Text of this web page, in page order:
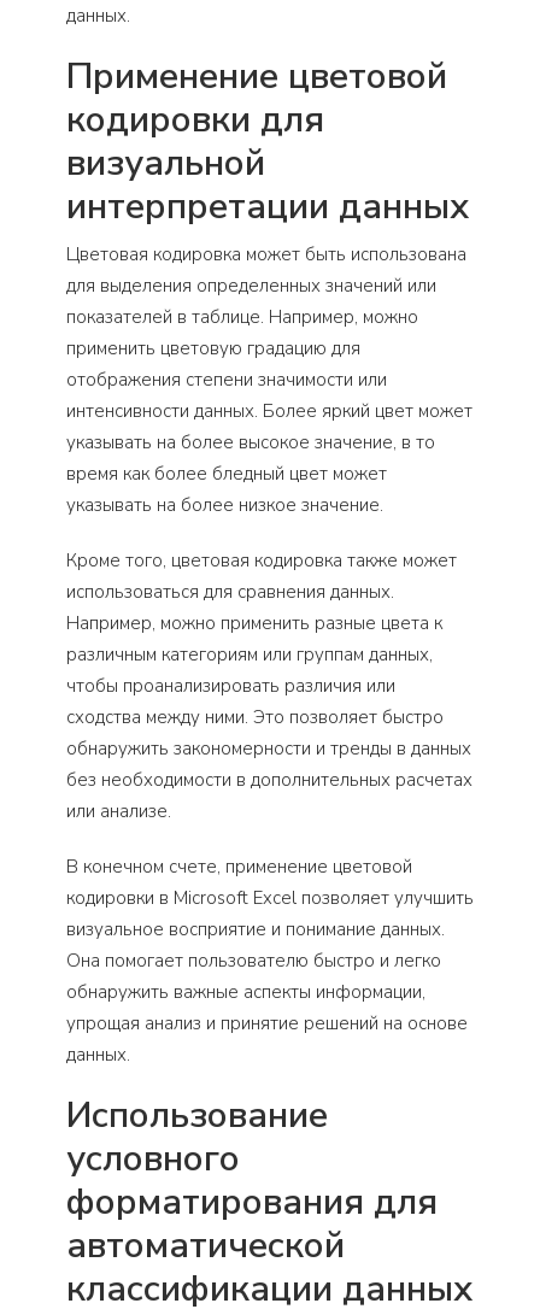
данных.
Применение цветовой
кодировки для
визуальной
интерпретации данных
Цветовая кодировка может быть использована
для выделения определенных значений или
показателей в таблице. Например, можно
применить цветовую градацию для
отображения степени значимости или
интенсивности данных. Более яркий цвет может
указывать на более высокое значение, в то
время как более бледный цвет может
указывать на более низкое значение.
Кроме того, цветовая кодировка также может
использоваться для сравнения данных.
Например, можно применить разные цвета к
различным категориям или группам данных,
чтобы проанализировать различия или
сходства между ними. Это позволяет быстро
обнаружить закономерности и тренды в данных
без необходимости в дополнительных расчетах
или анализе.
В конечном счете, применение цветовой
кодировки в Microsoft Excel позволяет улучшить
визуальное восприятие и понимание данных.
Она помогает пользователю быстро и легко
обнаружить важные аспекты информации,
упрощая анализ и принятие решений на основе
данных.
Использование
условного
форматирования для
автоматической
классификации данных